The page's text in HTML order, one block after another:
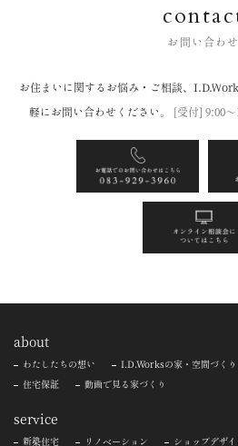
お問い合わせ
お住まいに関するお悩み・ご相談、
軽にお問い合わせください。 [受付] 9:00
about
わたしたちの想い I.D.Worksの家・空間づくり
住宅保証 動画で見る家づくり
service
新築住宅 リノベーション ショップデザイ